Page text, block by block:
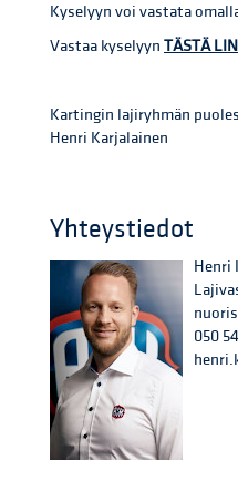
Kyselyyn voi vastata
Vastaa kyselyyn TÄSTÄ
Kartingin lajiryhmän
Henri Karjalainen
Yhteystiedot
Henri
050